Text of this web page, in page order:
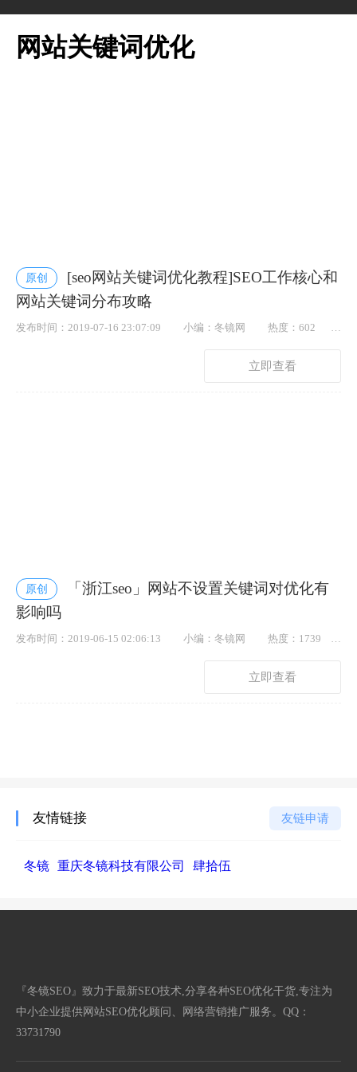
网站关键词优化
原创
[seo网站关键词优化教程]SEO工作核心和
网站关键词分布攻略
发布时间：2019-07-16 23:07:09 小编：冬镜网
热度：602
立即查看
原创
「浙江seo」网站不设置关键词对优化有
影响吗
发布时间：2019-06-15 02:06:13 小编：冬镜网
热度：1739
立即查看
友情链接 友链申请
冬镜 重庆冬镜科技有限公司 肆拾伍
『冬镜SEO』致力于最新SEO技术,分享各种SEO优化干货,专注为
中小企业提供网站SEO优化顾问、网络营销推广服务。QQ：
33731790